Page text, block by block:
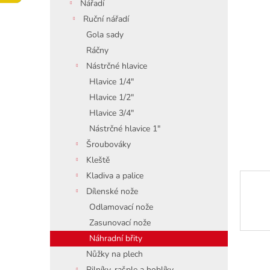
Nářadí
Ruční nářadí
Gola sady
Ráčny
Nástrčné hlavice
Hlavice 1/4"
Hlavice 1/2"
Hlavice 3/4"
Nástrčné hlavice 1"
Šroubováky
Kleště
Kladiva a palice
Dílenské nože
Odlamovací nože
Zasunovací nože
Náhradní břity
Nůžky na plech